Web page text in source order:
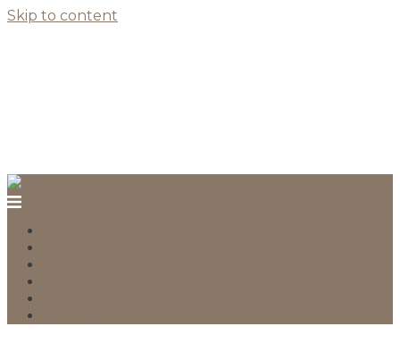
Skip to content